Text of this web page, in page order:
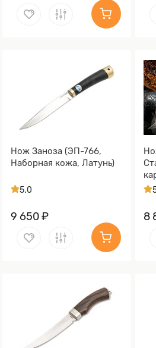
Нож Заноза (ЭП-766,
Наборная кожа, Латунь)
5.0
9 650 ₽ 8